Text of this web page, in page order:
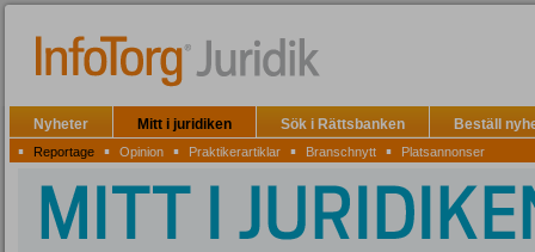
Nyheter Mitt i juridiken Sök i Rättsbanken Beställ
▪ Reportage ▪ Opinion ▪ Praktikerartiklar ▪ Branschnytt ▪ Platsannonser